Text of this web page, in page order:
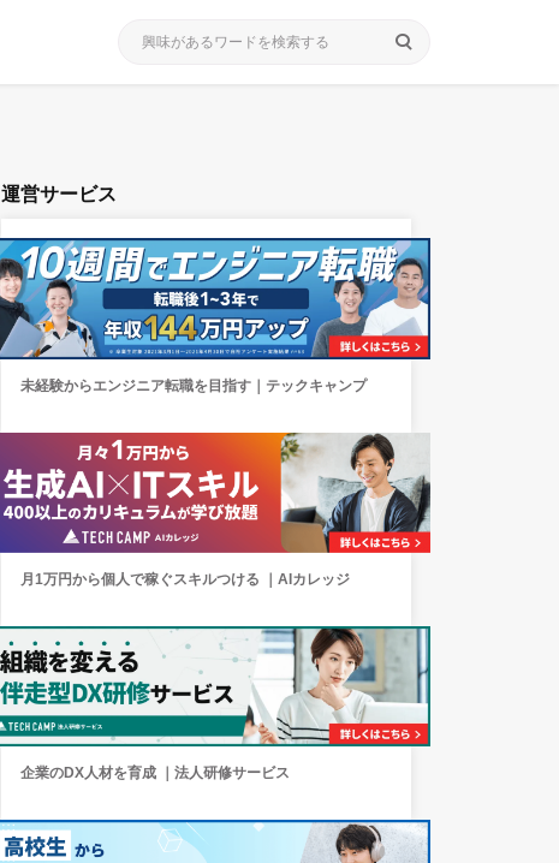
search
運営サービス
未経験からエンジニア転職を目指す｜テックキャンプ
月1万円から個人で稼ぐスキルつける ｜AIカレッジ
企業のDX人材を育成 ｜法人研修サービス